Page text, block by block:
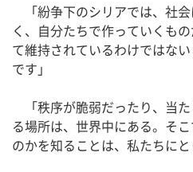
「紛争下のシリアでは、社
く、自分たちで作っていくも
て維持されているわけではな
です」
「秩序が脆弱だったり、当
る場所は、世界中にある。そ
のかを知ることは、私たちにと